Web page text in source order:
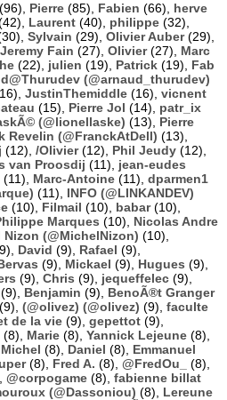
(96), Pierre (85), Fabien (66), herve
Laurent (40), philippe (32),
Sylvain (29), Olivier Auber(29),
Jeremy Fain (27), Olivier(27), Marc
(22), julien (19), Patrick (19), Fab
(@arnaud_thurudev)
JustinThemiddle (16), vicnent
(15), Pierre Jol (14), patr_ix
(@lionellaske) (13), Pierre
Revelin (@FranckAtDell) (13),
(12), /Olivier(12), Phil Jeudy (12),
van Proosdij (11), jean-eudes
(11), Marc-Antoine (11), dparmen1
(11), INFO (@LINKANDEV)
(10), Filmail (10), babar(10),
Marques (10), Nicolas Andre
Nizon (@MichelNizon) (10),
David (9), Rafael (9),
(9), Mickael (9), Hugues (9),
(9), Chris (9), jequeffelec (9),
(9), Benjamin (9), BenoÃ®t Granger
(9), (@olivez) (@olivez) (9), faculte
de la vie (9), gepettot (9),
(8), Marie (8), Yannick Lejeune (8),
Michel (8), Daniel (8), Emmanuel
(8), Fred A. (8), @FredOu_
(8),
@corpogame (8), fabienne billat
(@Dassoniou) (8), Lereune